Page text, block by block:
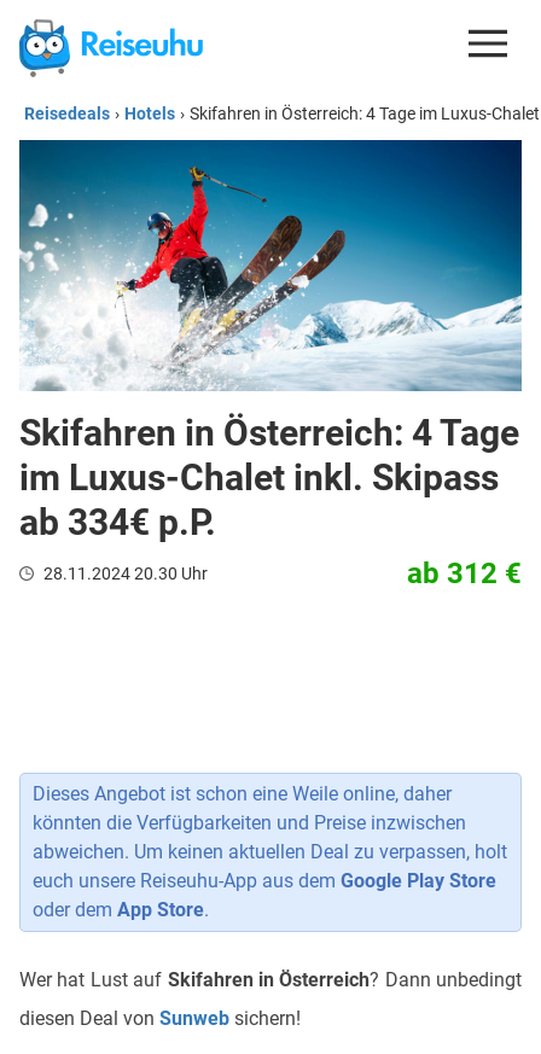
REISEDEALS
GUTSCHEINE
KREDITKARTEN
ESIM
REISEBLOG
Reisedeals › Hotels › Skifahren in Österreich: 4 Tage im Luxus-
Skifahren in Österreich: 4 Tage
im Luxus-Chalet inkl. Skipass
ab 334€ p.P.
28.11.2024 20.30 Uhr ab 312 €
Dieses Angebot ist schon eine Weile online, daher
könnten die Verfügbarkeiten und Preise inzwischen
abweichen. Um keinen aktuellen Deal zu verpassen, holt
euch unsere Reiseuhu-App aus dem Google Play Store
oder dem App Store.
Wer hat Lust auf Skifahren in Österreich? Dann unbedingt
diesen Deal von Sunweb sichern!